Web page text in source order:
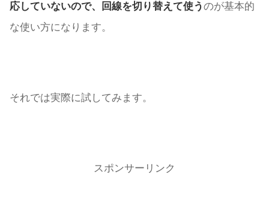
応していないので、回線を切り替えて使うのが基本的
な使い方になります。
それでは実際に試してみます。
スポンサーリンク